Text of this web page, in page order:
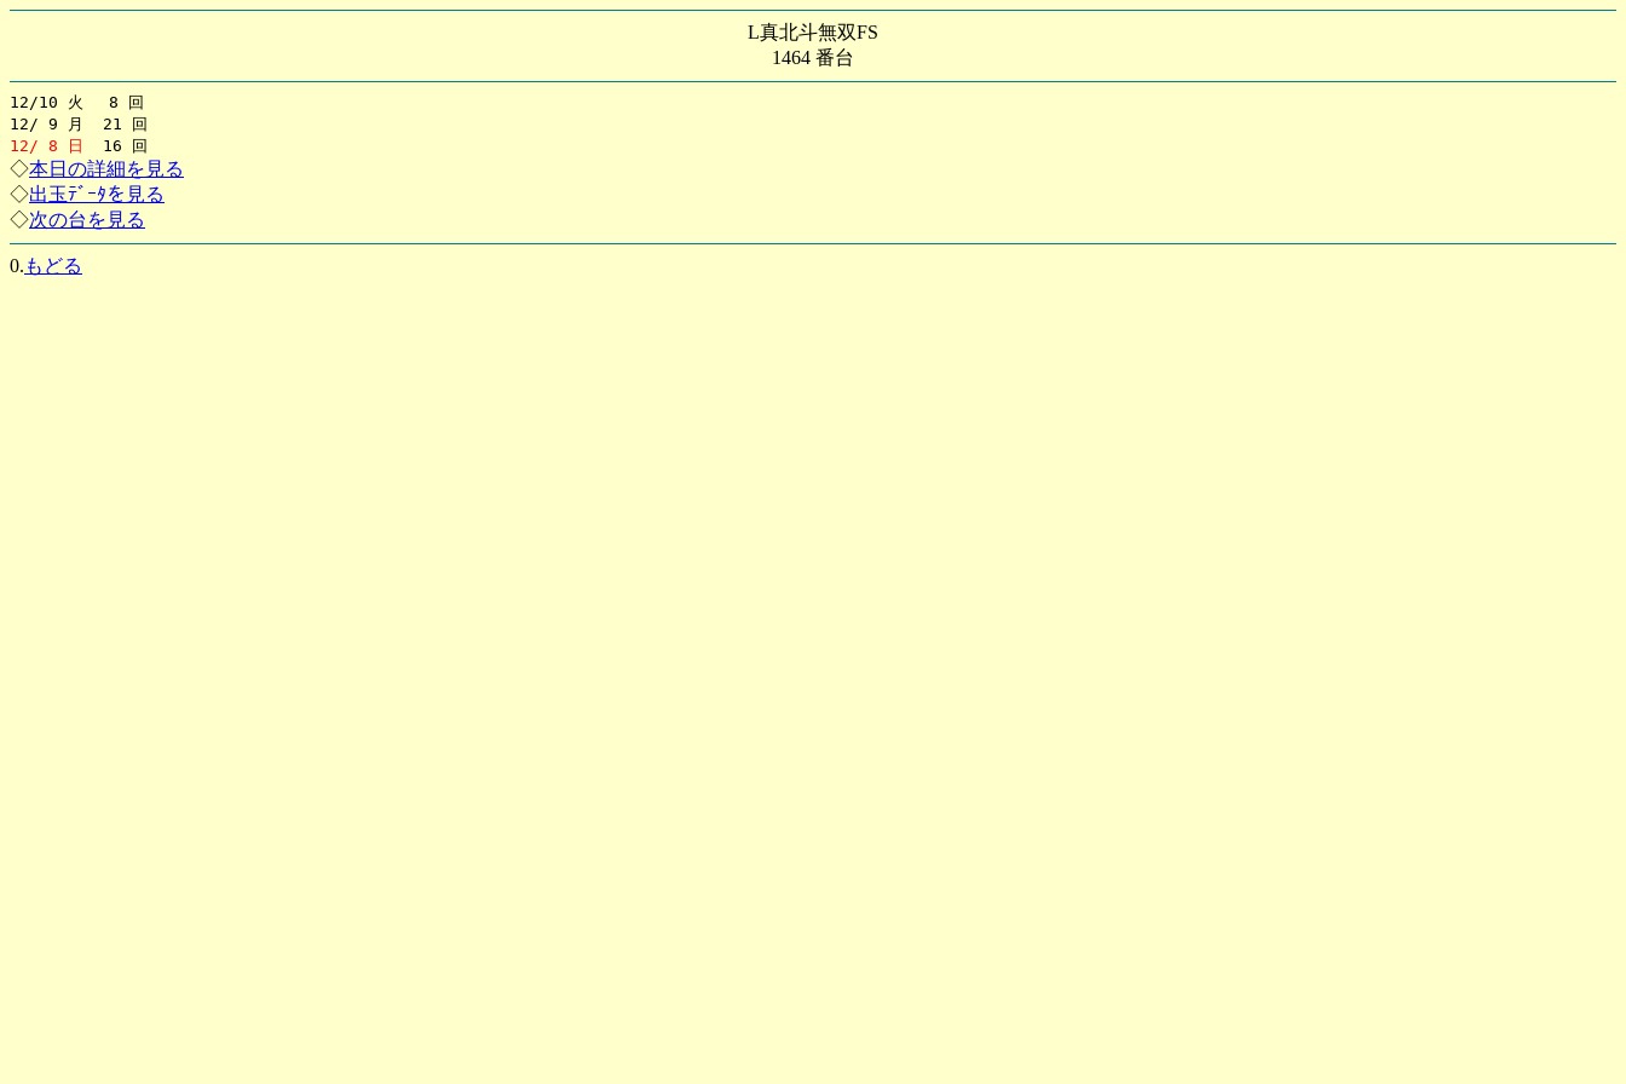
L真北斗無双FS
1464 番台
12/10 火 8 回
12/ 9 月 21 回
12/ 8 日
16 回
◇本日の詳細を見る
◇出玉ﾃﾞｰﾀを見る
◇次の台を見る
0. もどる